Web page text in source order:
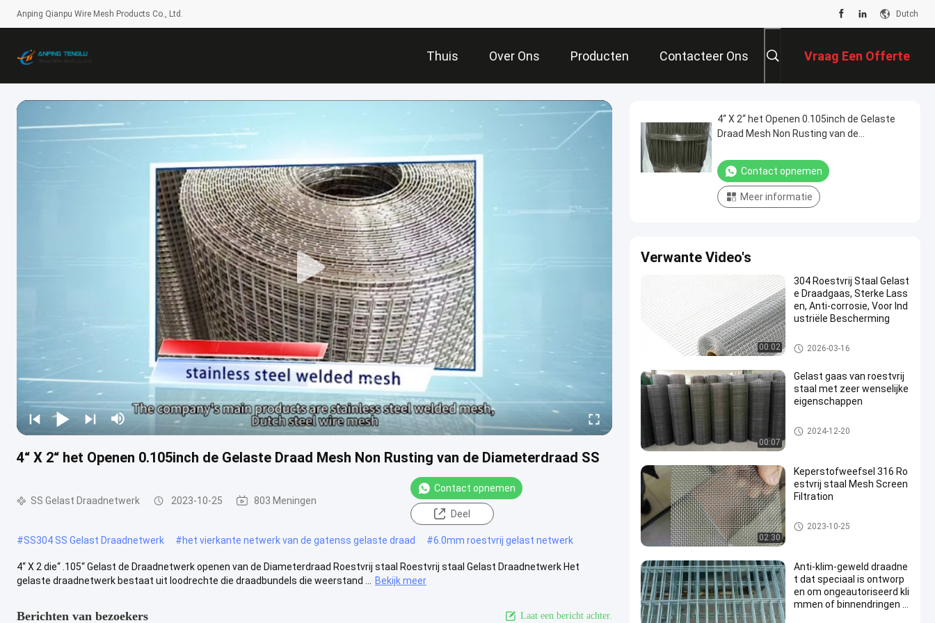
Anping Qianpu Wire Mesh Products Co., Ltd. Dutch
Thuis Over Ons Producten Contacteer Ons Vraag Een Offerte
Aan
4“ X 2“ het Openen 0.105inch de Gelaste Draad Mesh Non Rusting van de Diameterdraad SS
SS Gelast Draadnetwerk 2023-10-25 803 Meningen
Contact opnemen
Deel
#SS304 SS Gelast Draadnetwerk #het vierkante netwerk van de gatenss gelaste draad #6.0mm roestvrij gelast netwerk
4“ X 2 die“ .105“ Gelast de Draadnetwerk openen van de Diameterdraad Roestvrij staal Roestvrij staal Gelast Draadnetwerk Het
gelaste draadnetwerk bestaat uit loodrechte die draadbundels die weerstand ...
Bekijk meer
Berichten van bezoekers Laat een bericht achter.
4“ X 2“ het Openen 0.105inch de Gelaste
Draad Mesh Non Rusting van de
Contact opnemen
Meer informatie
Verwante Video's
00:02
304 Roestvrij Staal Gelast
e Draadgaas, Sterke Lass
en, Anti-corrosie, Voor Ind
ustriële Bescherming
SS Gelast Draadnetwerk
2026-03-16
00:07
Gelast gaas van roestvrij
staal met zeer wenselijke
eigenschappen
SS Gelast Draadnetwerk
2024-12-20
02:30
Keperstofweefsel 316 Ro
estvrij staal Mesh Screen
Filtration
ss geweven draadnetwerk
2023-10-25
Anti-klim-geweld draadne
t dat speciaal is ontworp
en om ongeautoriseerd kli
mmen of binnendringen t